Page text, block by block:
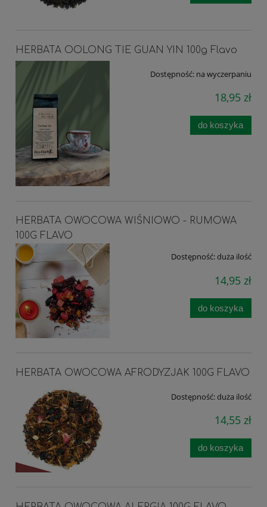
HERBATA OOLONG TIE GUAN YIN 100g Flavo
Dostępność: na wyczerpaniu
18,95 zł
do koszyka
HERBATA OWOCOWA WIŚNIOWO - RUMOWA
100G FLAVO
Dostępność:duża ilość
14,95 zł
do koszyka
HERBATA OWOCOWA AFRODYZJAK 100G FLAVO
Dostępność:duża ilość
14,55 zł
do koszyka